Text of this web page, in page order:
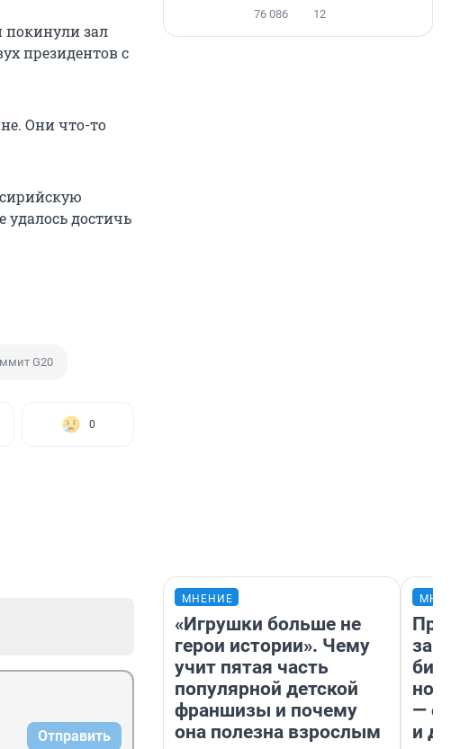
покинули зал
президентов с
Они что-то
удалось достичь
G20
0
Отправить
76 086 12
МНЕНИЕ
«Игрушки больше не
герои истории». Чему
учит пятая часть
популярной детской
франшизы и почему
она полезна взрослым
— он
и